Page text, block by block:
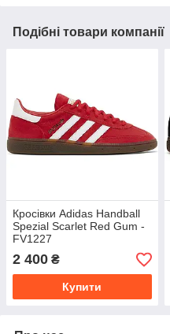
Подібні товари компанії
Кросівки Adidas Handball
Spezial Scarlet Red Gum -
FV1227
2 400 ₴
Купити